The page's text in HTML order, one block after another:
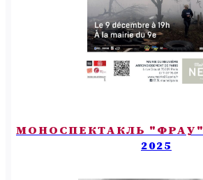
МОНОСПЕКТАКЛЬ "ФРАУ"
2025